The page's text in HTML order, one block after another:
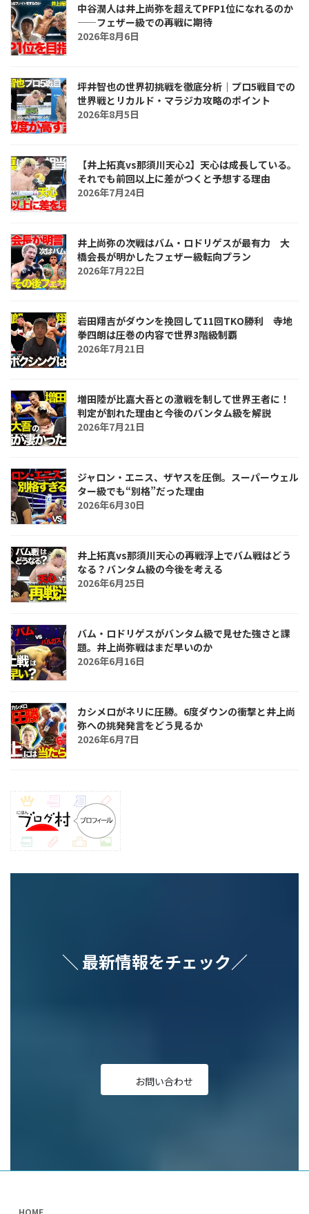
中谷潤人は井上尚弥を超えてPFP1位になれるのか
――フェザー級での再戦に期待
2026年8月6日
坪井智也の世界初挑戦を徹底分析｜プロ5戦目での
世界戦とリカルド・マラジカ攻略のポイント
2026年8月5日
【井上拓真vs那須川天心2】天心は成長している。
それでも前回以上に差がつくと予想する理由
2026年7月24日
井上尚弥の次戦はバム・ロドリゲスが最有力 大
橋会長が明かしたフェザー級転向プラン
2026年7月22日
岩田翔吉がダウンを挽回して11回TKO勝利 寺地
拳四朗は圧巻の内容で世界3階級制覇
2026年7月21日
増田陸が比嘉大吾との激戦を制して世界王者に！
判定が割れた理由と今後のバンタム級を解説
2026年7月21日
ジャロン・エニス、ザヤスを圧倒。スーパーウェル
ター級でも“別格”だった理由
2026年6月30日
井上拓真vs那須川天心の再戦浮上でバム戦はどう
なる？バンタム級の今後を考える
2026年6月25日
バム・ロドリゲスがバンタム級で見せた強さと課
題。井上尚弥戦はまだ早いのか
2026年6月16日
カシメロがネリに圧勝。6度ダウンの衝撃と井上尚
弥への挑発発言をどう見るか
2026年6月7日
＼ 最新情報をチェック／
お問い合わせ